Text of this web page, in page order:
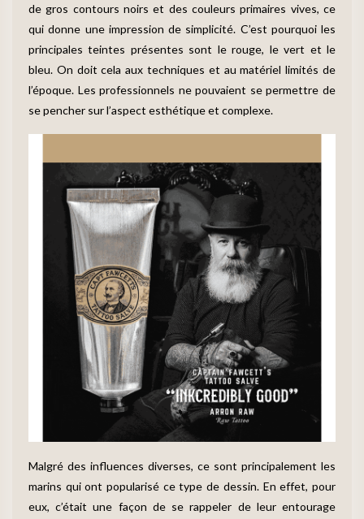
de gros contours noirs et des couleurs primaires vives, ce
qui donne une impression de simplicité. C’est pourquoi les
principales teintes présentes sont le rouge, le vert et le
bleu. On doit cela aux techniques et au matériel limités de
l’époque. Les professionnels ne pouvaient se permettre de
se pencher sur l’aspect esthétique et complexe.
Malgré des influences diverses, ce sont principalement les
marins qui ont popularisé ce type de dessin. En effet, pour
eux, c’était une façon de se rappeler de leur entourage